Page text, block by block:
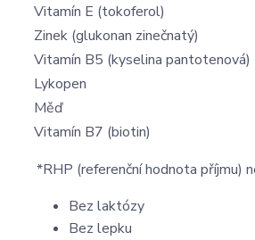
Vitamín E (tokoferol)
Zinek (glukonan zinečnatý)
Vitamín B5 (kyselina pantotenová)
Lykopen
Měď
Vitamín B7 (biotin)
*RHP (referenční hodnota příjmu)
Bez laktózy
Bez lepku